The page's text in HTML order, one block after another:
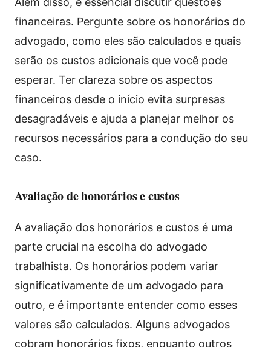
financeiras. Pergunte sobre os honorários do
advogado, como eles são calculados e quais
serão os custos adicionais que você pode
esperar. Ter clareza sobre os aspectos
financeiros desde o início evita surpresas
desagradáveis e ajuda a planejar melhor os
recursos necessários para a condução do seu
caso.
Avaliação de honorários e custos
A avaliação dos honorários e custos é uma
parte crucial na escolha do advogado
trabalhista. Os honorários podem variar
significativamente de um advogado para
outro, e é importante entender como esses
valores são calculados. Alguns advogados
cobram honorários fixos, enquanto outros